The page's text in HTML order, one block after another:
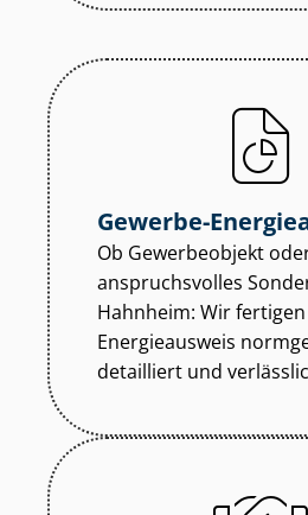
Gewerbe-
Ob Gewerbeobjekt
anspruchsvolles
Hahnheim: Wir
Energieausweis
detailliert und